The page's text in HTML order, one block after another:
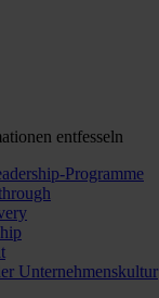
entfesseln
Programme
Unternehmenskultur